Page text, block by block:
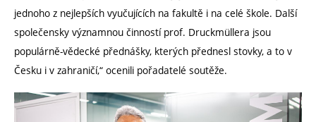
jednoho z nejlepších vyučujících na fakultě i na celé škole. Další
společensky významnou činností prof. Druckmüllera jsou
populárně-vědecké přednášky, kterých přednesl stovky, a to v
Česku i v zahraničí,“ ocenili pořadatelé soutěže.